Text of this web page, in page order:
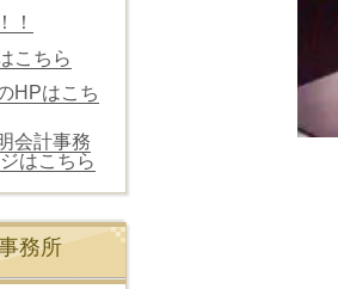
！
こちら
HPはこち
会計事務
はこちら
務所